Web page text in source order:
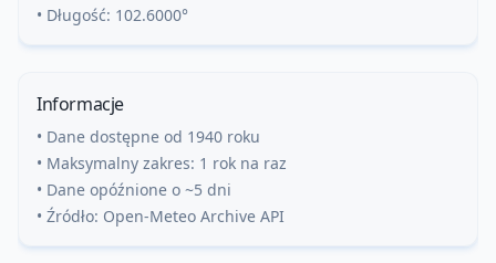
• Długość: 102.6000°
Informacje
• Dane dostępne od 1940 roku
• Maksymalny zakres: 1 rok na raz
• Dane opóźnione o ~5 dni
• Źródło: Open-Meteo Archive API